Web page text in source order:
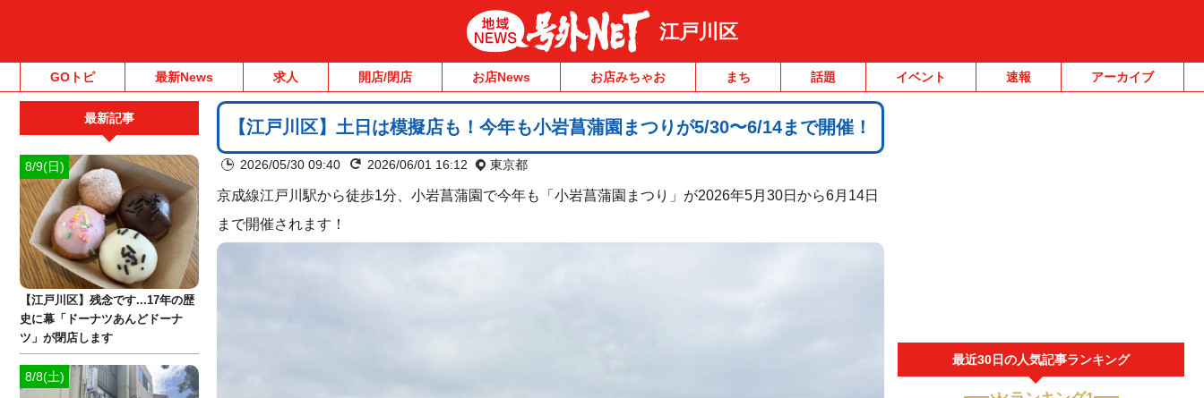
江戸川区
GOトピ 最新News 求人 開店/閉店 お店News お店みちゃお まち 話題 イベント 速報 アーカイブ
【江戸川区】土日は模擬店も！今年も小岩菖蒲園まつりが5/30〜6/14まで開催！
2026/05/30 09:40 2026/06/01 16:12 東京都
京成線江戸川駅から徒歩1分、小岩菖蒲園で今年も「小岩菖蒲園まつり」が2026年5月30日から6月14日
まで開催されます！
最近30日の人気記事ランキング
最新記事
8/9(日)
【江戸川区】残念です...17年の歴
史に幕「ドーナツあんどドーナ
ツ」が閉店します
8/8(土)